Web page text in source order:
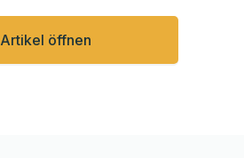
Artikel öffnen